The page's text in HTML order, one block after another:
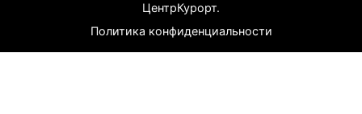
ЦентрКурорт.
Политика конфиденциальности